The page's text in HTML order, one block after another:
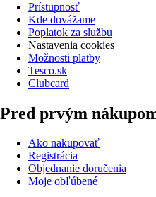
Prístupnosť
Kde dovážame
Poplatok za službu
Nastavenia cookies
Možnosti platby
Tesco.sk
Clubcard
Pred prvým
Ako nakupovať
Registrácia
Objednanie doručenia
Moje obľúbené